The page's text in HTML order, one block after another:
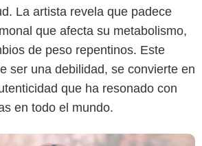
La artista revela que padece
que afecta su metabolismo,
de peso repentinos. Este
ser una debilidad, se convierte en
que ha resonado con
en todo el mundo.